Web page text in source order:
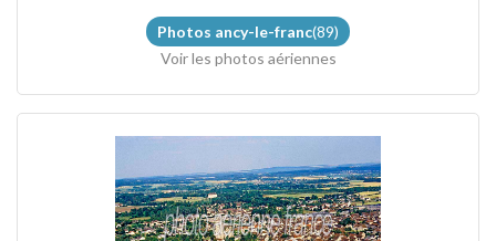
Photos ancy-le-franc(89)
Voir les photos aériennes